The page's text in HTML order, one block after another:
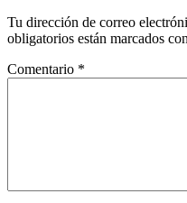
Tu dirección de correo
obligatorios están marcados con
Comentario *